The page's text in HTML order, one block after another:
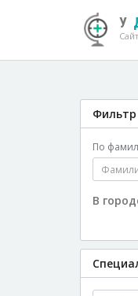
У
По
В